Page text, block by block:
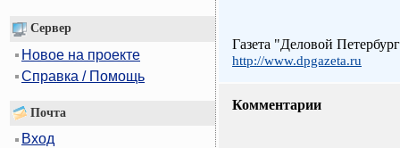
Сервер
Новое на проекте
Справка / Помощь
Почта
Вход
Газета "Деловой
http://www.dpgazeta.ru
Комментарии